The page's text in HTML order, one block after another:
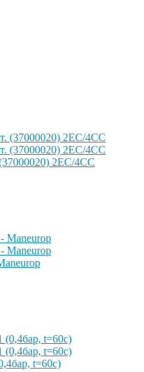
2EC/4CC
t=60c)